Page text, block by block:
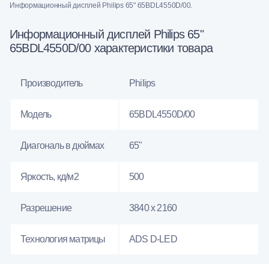
Информационный дисплей Philips 65" 65BDL4550D/00.
Информационный дисплей Philips 65"
65BDL4550D/00 характеристики товара
Производитель Philips
Модель 65BDL4550D/00
Диагональ в дюймах 65"
Яркость, кд/м2 500
Разрешение 3840 x 2160
Технология матрицы ADS D-LED